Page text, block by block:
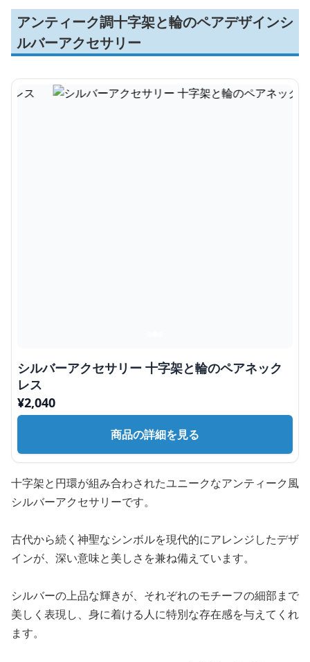
アンティーク調十字架と輪のペアデザインシ
ルバーアクセサリー
シルバーアクセサリー 十字架と輪のペアネック
レス
¥2,040
商品の詳細を見る
十字架と円環が組み合わされたユニークなアンティーク風
シルバーアクセサリーです。
古代から続く神聖なシンボルを現代的にアレンジしたデザ
インが、深い意味と美しさを兼ね備えています。
シルバーの上品な輝きが、それぞれのモチーフの細部まで
美しく表現し、身に着ける人に特別な存在感を与えてくれ
ます。